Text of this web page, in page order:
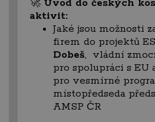
🚀 Úvod do českých
aktivit:
Jaké jsou možnosti
firem do projektů
Dobeš, vládní
pro spolupráci s EU
pro vesmírné
místopředseda
AMSP ČR